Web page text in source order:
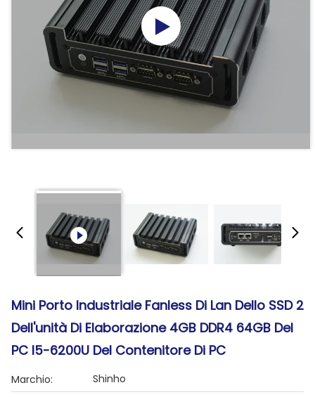
Mini Porto Industriale Fanless Di Lan Dello SSD 2
Dell'unità Di Elaborazione 4GB DDR4 64GB Del
PC I5-6200U Del Contenitore Di PC
Marchio:
Shinho